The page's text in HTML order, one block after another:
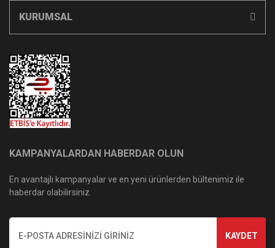
KURUMSAL
KAMPANYALARDAN HABERDAR OLUN
En avantajlı kampanyalar ve en yeni ürünlerden bültenimiz ile
haberdar olabilirsiniz.
KAYDET